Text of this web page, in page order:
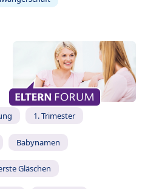
1. Trimester
Babynamen
Gläschen